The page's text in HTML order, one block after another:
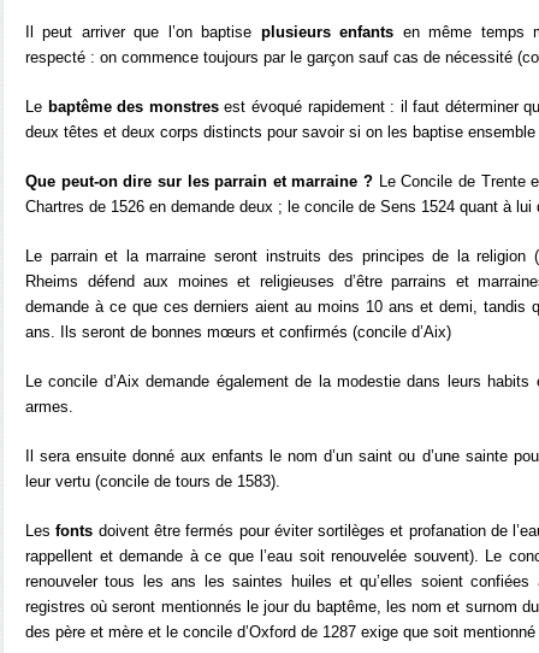
Il peut arriver que l’on baptise plusieurs enfants en même temps
respecté : on commence toujours par le garçon sauf cas de nécessité
Le baptême des monstresest évoqué rapidement : il faut déterminer
deux têtes et deux corps distincts pour savoir si on les baptise ensemble
Que peut-on dire sur les parrain et marraine ? Le Concile de Trente
Chartres de 1526 en demande deux ; le concile de Sens 1524 quant à lui
Le parrain et la marraine seront instruits des principes de la religion
Rheims défend aux moines et religieuses d’être parrains et
demande à ce que ces derniers aient au moins 10 ans et demi, tandis
ans. Ils seront de bonnes mœurs et confirmés (concile d’Aix)
Le concile d’Aix demande également de la modestie dans leurs
armes.
Il sera ensuite donné aux enfants le nom d’un saint ou d’une sainte
leur vertu (concile de tours de 1583).
Lesfonts doivent être fermés pour éviter sortilèges et profanation de
rappellent et demande à ce que l’eau soit renouvelée souvent). Le
renouveler tous les ans les saintes huiles et qu’elles soient
registres où seront mentionnés le jour du baptême, les nom et surnom
des père et mère et le concile d’Oxford de 1287 exige que soit